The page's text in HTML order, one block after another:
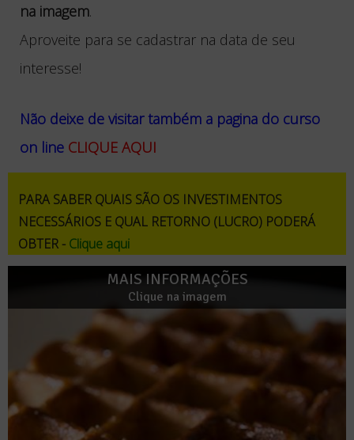
na imagem.
Aproveite para se cadastrar na data de seu
interesse!
Não deixe de visitar também a pagina do curso
on line CLIQUE AQUI
PARA SABER QUAIS SÃO OS INVESTIMENTOS
NECESSÁRIOS E QUAL RETORNO (LUCRO) PODERÁ
OBTER - Clique aqui
MAIS INFORMAÇÕES
Clique na imagem